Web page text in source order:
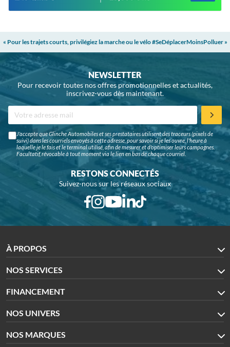
« Pour les trajets courts, privilégiez la marche ou le vélo #SeDéplacerMoinsPolluer »
NEWSLETTER
Pour recevoir toutes nos offres promotionnelles et actualités,
inscrivez-vous dès maintenant.
J'accepte que Glinche Automobiles et ses prestataires utilisent des traceurs (pixels de
suivi) dans les courriels envoyés à cette adresse, pour savoir si je les ouvre, l'heure à
laquelle je le fais et le terminal utilisé, afin de mesurer et d'optimiser leurs campagnes.
Facultatif, révocable à tout moment via le lien en bas de chaque courriel.
RESTONS CONNECTÉS
Suivez-nous sur les réseaux sociaux
À PROPOS
NOS SERVICES
FINANCEMENT
NOS UNIVERS
NOS MARQUES